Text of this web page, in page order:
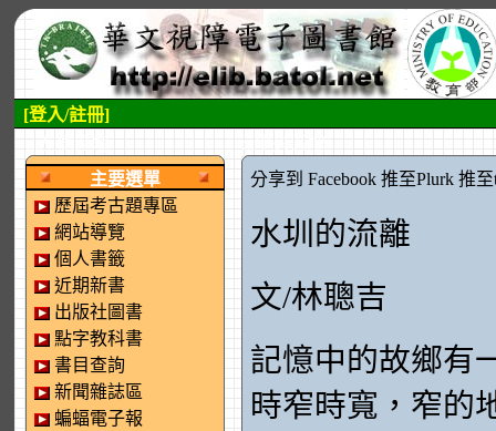
[登入/註冊]
主要選單
歷屆考古題專區
網站導覽
個人書籤
近期新書
出版社圖書
點字教科書
書目查詢
新聞雜誌區
蝙蝠電子報
分享到 Facebook 推至Plurk 推
水圳的流離
文/林聰吉
記憶中的故鄉有
時窄時寬，窄的